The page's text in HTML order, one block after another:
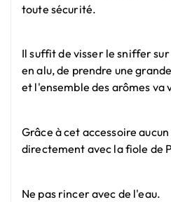
toute sécurité.
Il suffit de visser le sniffer
en alu, de prendre une
et l'ensemble des arômes va
Grâce à cet accessoire
directement avec la fiole de
Ne pas rincer avec de l'eau.